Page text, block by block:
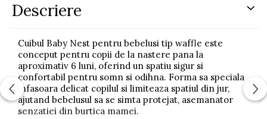
Descriere
Cuibul Baby Nest pentru bebelusi tip waffle este
conceput pentru copii de la nastere pana la
aproximativ 6 luni, oferind un spatiu sigur si
confortabil pentru somn si odihna. Forma sa speciala
infasoara delicat copilul si limiteaza spatiul din jur,
ajutand bebelusul sa se simta protejat, asemanator
senzatiei din burtica mamei.